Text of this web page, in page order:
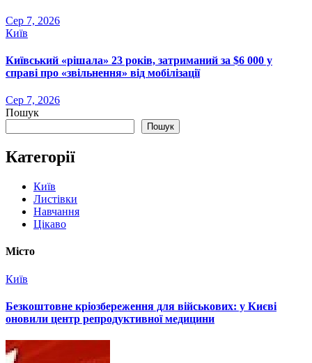
Сер 7, 2026
Київ
Київський «рішала» 23 років, затриманий за $6 000 у
справі про «звільнення» від мобілізації
Сер 7, 2026
Пошук
Пошук
Категорії
Київ
Листівки
Навчання
Цікаво
Місто
Київ
Безкоштовне кріозбереження для військових: у Києві
оновили центр репродуктивної медицини